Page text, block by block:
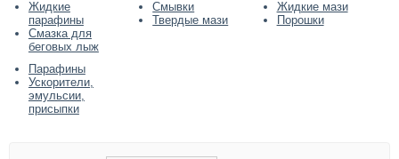
Жидкие
парафины
Смазка для
беговых лыж
Смывки
Твердые мази
Жидкие мази
Порошки
Парафины
Ускорители,
эмульсии,
присыпки